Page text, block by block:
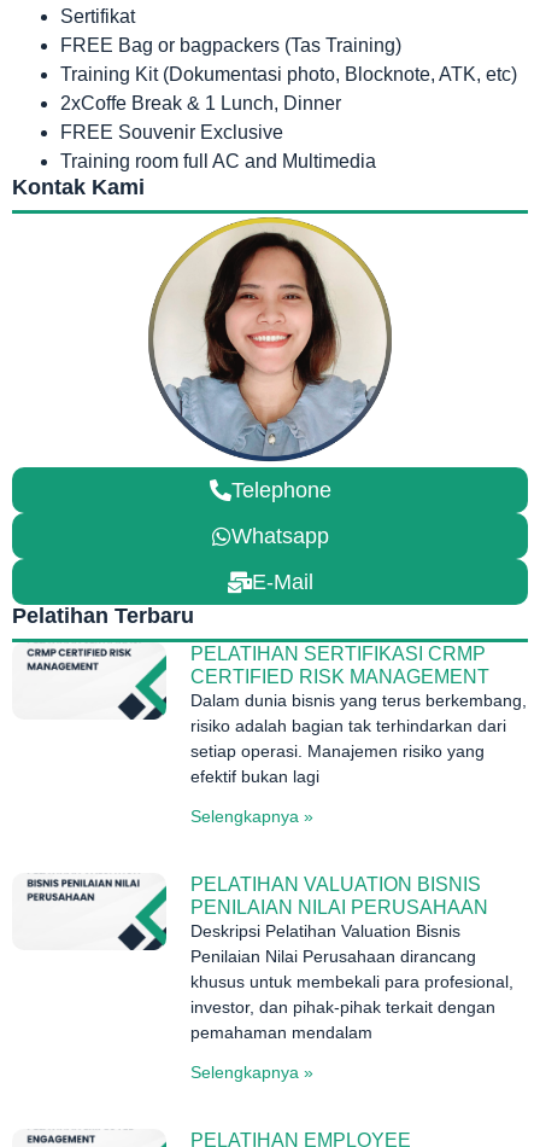
Sertifikat
FREE Bag or bagpackers (Tas Training)
Training Kit (Dokumentasi photo, Blocknote, ATK, etc)
2xCoffe Break & 1 Lunch, Dinner
FREE Souvenir Exclusive
Training room full AC and Multimedia
Kontak Kami
Telephone
Whatsapp
E-Mail
Pelatihan Terbaru
PELATIHAN SERTIFIKASI CRMP
CERTIFIED RISK MANAGEMENT
Dalam dunia bisnis yang terus berkembang,
risiko adalah bagian tak terhindarkan dari
setiap operasi. Manajemen risiko yang
efektif bukan lagi
Selengkapnya »
PELATIHAN VALUATION BISNIS
PENILAIAN NILAI PERUSAHAAN
Deskripsi Pelatihan Valuation Bisnis
Penilaian Nilai Perusahaan dirancang
khusus untuk membekali para profesional,
investor, dan pihak-pihak terkait dengan
pemahaman mendalam
Selengkapnya »
PELATIHAN EMPLOYEE